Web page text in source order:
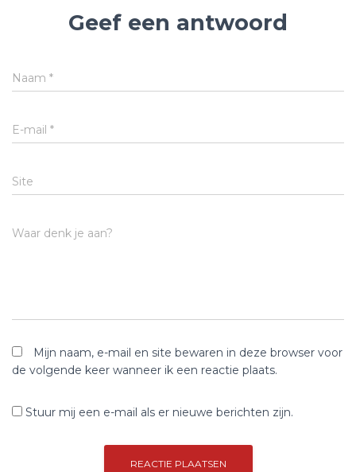
Geef een antwoord
Naam *
E-mail *
Site
Waar denk je aan?
Mijn naam, e-mail en site bewaren in deze browser voor
de volgende keer wanneer ik een reactie plaats.
Stuur mij een e-mail als er nieuwe berichten zijn.